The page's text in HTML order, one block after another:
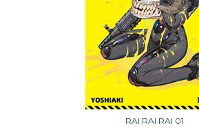
RAI RAI RAI 01